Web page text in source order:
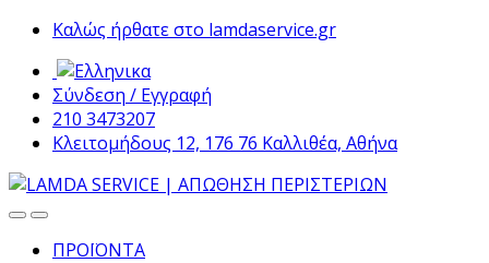
Skip
navigation
Skip
content
Καλώς ήρθατε στο lamdaservice.gr
Σύνδεση / Εγγραφή
210 3473207
Κλειτομήδους 12, 176 76 Καλλιθέα, Αθήνα
ΠΡΟΪΟΝΤΑ